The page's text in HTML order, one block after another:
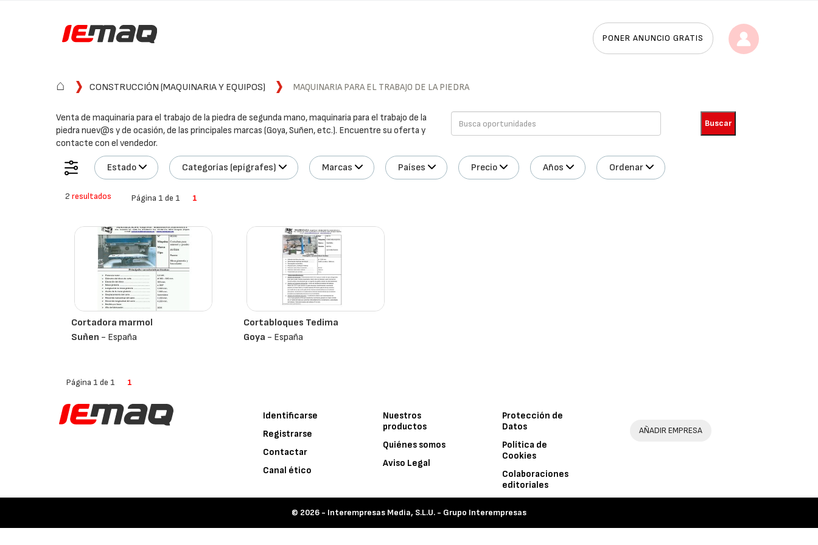
PONER ANUNCIO GRATIS
⌂ CONSTRUCCIÓN (MAQUINARIA Y EQUIPOS) MAQUINARIA PARA EL TRABAJO DE LA PIEDRA
Venta de maquinaria para el trabajo de la piedra de segunda mano, maquinaria para el trabajo de la
piedra nuev@s y de ocasión, de las principales marcas (Goya, Suñen, etc.). Encuentre su oferta y
contacte con el vendedor.
Estado Categorías (epígrafes) Marcas Países Precio Años Ordenar
2 resultados Página 1 de 1 1
Cortadora marmol
Suñen - España
Cortabloques Tedima
Goya - España
Página 1 de 1 1
Identificarse
Registrarse
Contactar
Canal ético
Nuestros
productos
Quiénes somos
Aviso Legal
Protección de
Datos
Política de
Cookies
Colaboraciones
editoriales
AÑADIR EMPRESA
© 2026 - Interempresas Media, S.L.U. - Grupo Interempresas